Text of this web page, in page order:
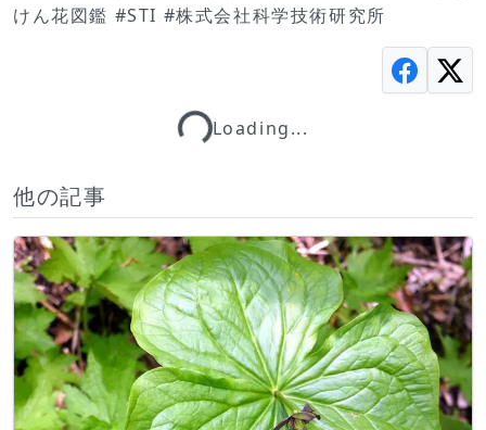
けん花図鑑 #STI #株式会社科学技術研究所
Loading...Loading...
他の記事